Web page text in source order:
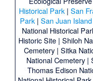
Historical Park | San
Park | San Juan
National Historical
Historic Site| Shiloh
Cemetery | Sitka
National Cemetery|
Thomas Edison